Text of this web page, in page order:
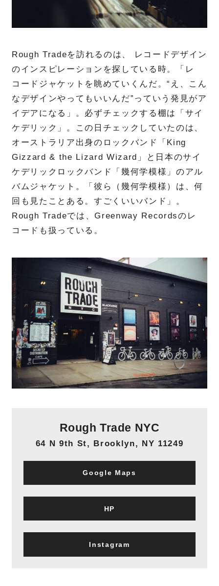
Rough Tradeを訪れるのは、 レコードデザイン
のインスピレーションを探している時。「レ
コードジャケットを眺めていくんだ。“え、こん
なデザインやってもいいんだ”っていう発見がア
イデアになる」。必ずチェックする棚は「サイ
ケデリック」。この日チェックしていたのは、
オーストラリア出身のロックバンド「King
Gizzard & the Lizard Wizard」と日本のサイ
ケデリックロックバンド「幾何学模様」のアル
バムジャケット。「彼ら（幾何学模様）は、何
回も見たことある。すごくいいバンド」。
Rough Tradeでは、Greenway Recordsのレ
コードも扱っている。
Rough Trade NYC
64 N 9th St, Brooklyn, NY 11249
Google Maps
HP
Instagram